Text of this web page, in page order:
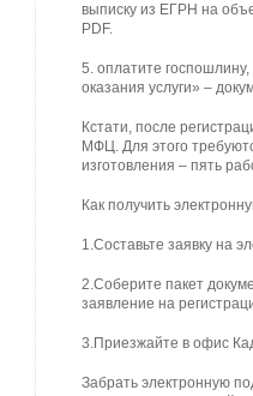
выписку из ЕГРН на
PDF.
5. оплатите
оказания услуги» –
Кстати, после
МФЦ. Для этого
изготовления – пять
Как получить
1.Составьте заявку на
2.Соберите пакет
заявление на
3.Приезжайте в офис
Забрать электронную